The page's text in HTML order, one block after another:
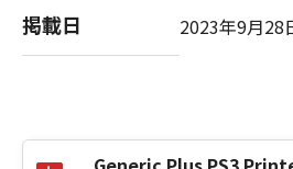
効に存続します。
(2) お客様は、「本ソフトウ
した場合、本契約書は直ちに
掲載日 2023年9月28